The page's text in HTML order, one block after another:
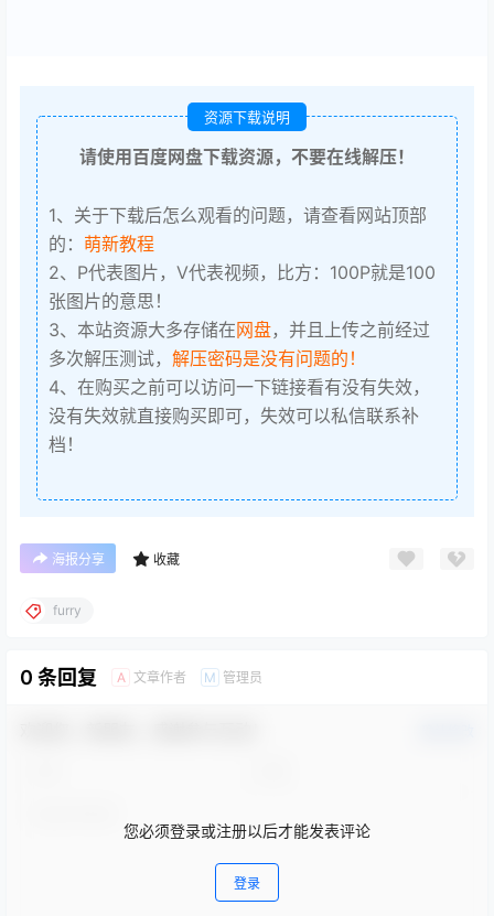
资源下载说明
请使用百度网盘下载资源，不要在线解压！
1、关于下载后怎么观看的问题，请查看网站顶部
的： 萌新教程
2、P代表图片，V代表视频，比方：100P就是100
张图片的意思！
3、本站资源大多存储在网盘，并且上传之前经过
多次解压测试， 解压密码是没有问题的！
4、在购买之前可以访问一下链接看有没有失效，
没有失效就直接购买即可，失效可以私信联系补
档！
海报分享 收藏
furry
0 条回复 A 文章作者 M 管理员
您必须登录或注册以后才能发表评论
登录